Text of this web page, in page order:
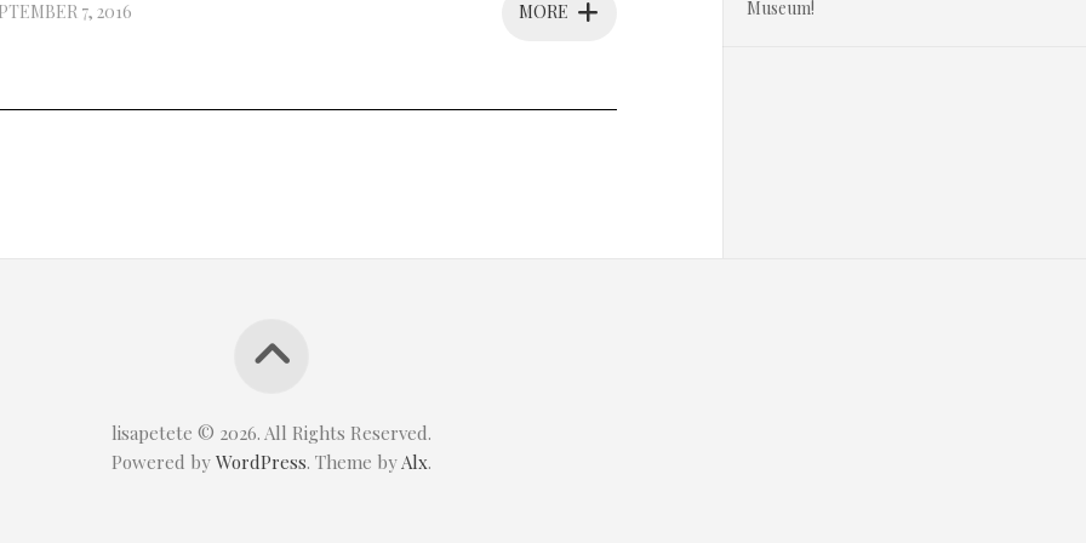
MORE
7, 2016 Museum!
lisapetete © 2026. All Rights Reserved.
Powered by WordPress. Theme byAlx.